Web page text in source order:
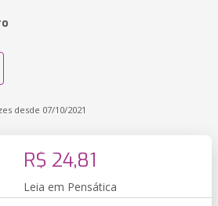
desde 07/10/2021
R$ 24,81
Leia em Pensática